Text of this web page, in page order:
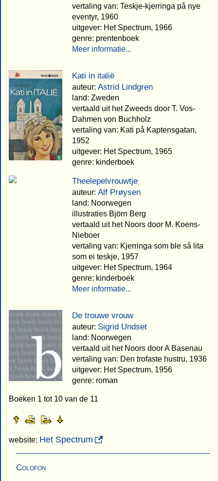
vertaling van: Teskje-kjerringa på nye
eventyr, 1960
uitgever: Het Spectrum, 1966
genre: prentenboek
Meer informatie...
Kati in italië
auteur: Astrid Lindgren
land: Zweden
vertaald uit het Zweeds door T. Vos-
Dahmen von Buchholz
vertaling van: Kati på Kaptensgatan,
1952
uitgever: Het Spectrum, 1965
genre: kinderboek
Theelepelvrouwtje
auteur: Alf Prøysen
land: Noorwegen
illustraties Björn Berg
vertaald uit het Noors door M. Koens-
Nieboer
vertaling van: Kjerringa som ble så lita
som ei teskje, 1957
uitgever: Het Spectrum, 1964
genre: kinderboek
Meer informatie...
De trouwe vrouw
auteur: Sigrid Undset
land: Noorwegen
vertaald uit het Noors door A Basenau
vertaling van: Den trofaste hustru, 1936
uitgever: Het Spectrum, 1956
genre: roman
Boeken 1 tot 10 van de 11
website: Het Spectrum
Colofon